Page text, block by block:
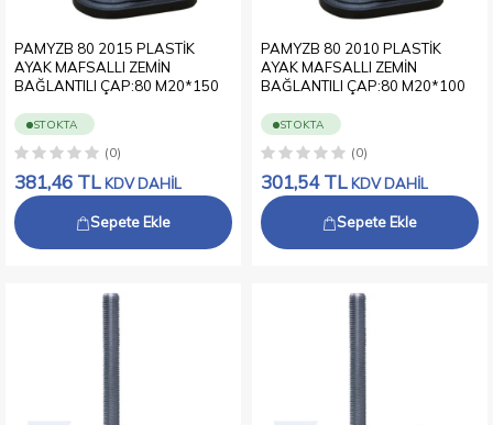
PAMYZB 80 2015 PLASTİK
AYAK MAFSALLI ZEMİN
BAĞLANTILI ÇAP:80 M20*150
STOKTA
(0)
381,46 TL KDV DAHİL
Sepete Ekle
PAMYZB 80 2010 PLASTİK
AYAK MAFSALLI ZEMİN
BAĞLANTILI ÇAP:80 M20*100
STOKTA
(0)
301,54TL KDV DAHİL
Sepete Ekle